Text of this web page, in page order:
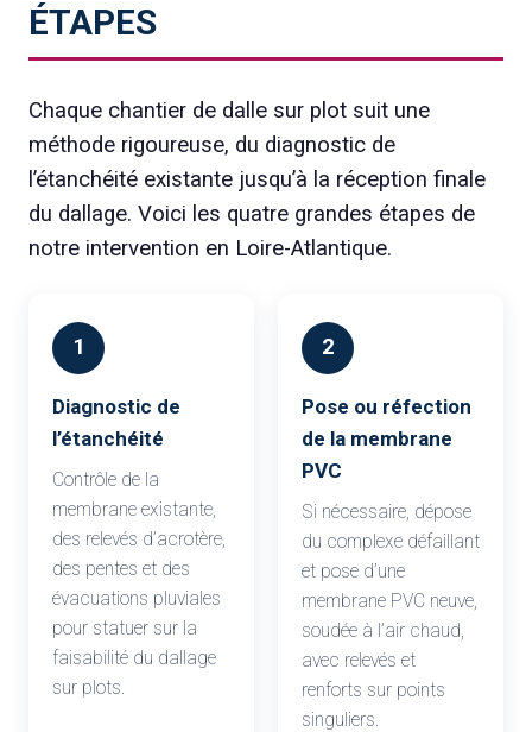
ÉTAPES
Chaque chantier de dalle sur plot suit une
méthode rigoureuse, du diagnostic de
l’étanchéité existante jusqu’à la réception finale
du dallage. Voici les quatre grandes étapes de
notre intervention en Loire-Atlantique.
1
Diagnostic de
l’étanchéité
Contrôle de la
membrane existante,
des relevés d’acrotère,
des pentes et des
évacuations pluviales
pour statuer sur la
faisabilité du dallage
sur plots.
2
Pose ou réfection
de la membrane
PVC
Si nécessaire, dépose
du complexe défaillant
et pose d’une
membrane PVC neuve,
soudée à l’air chaud,
avec relevés et
renforts sur points
singuliers.